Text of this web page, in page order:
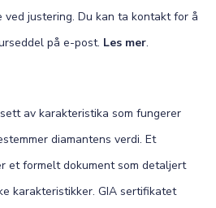
justering. Du kan ta kontakt for å
på e-post. Les mer.
av karakteristika som fungerer
diamantens verdi. Et
et formelt dokument som detaljert
karakteristikker. GIA sertifikatet